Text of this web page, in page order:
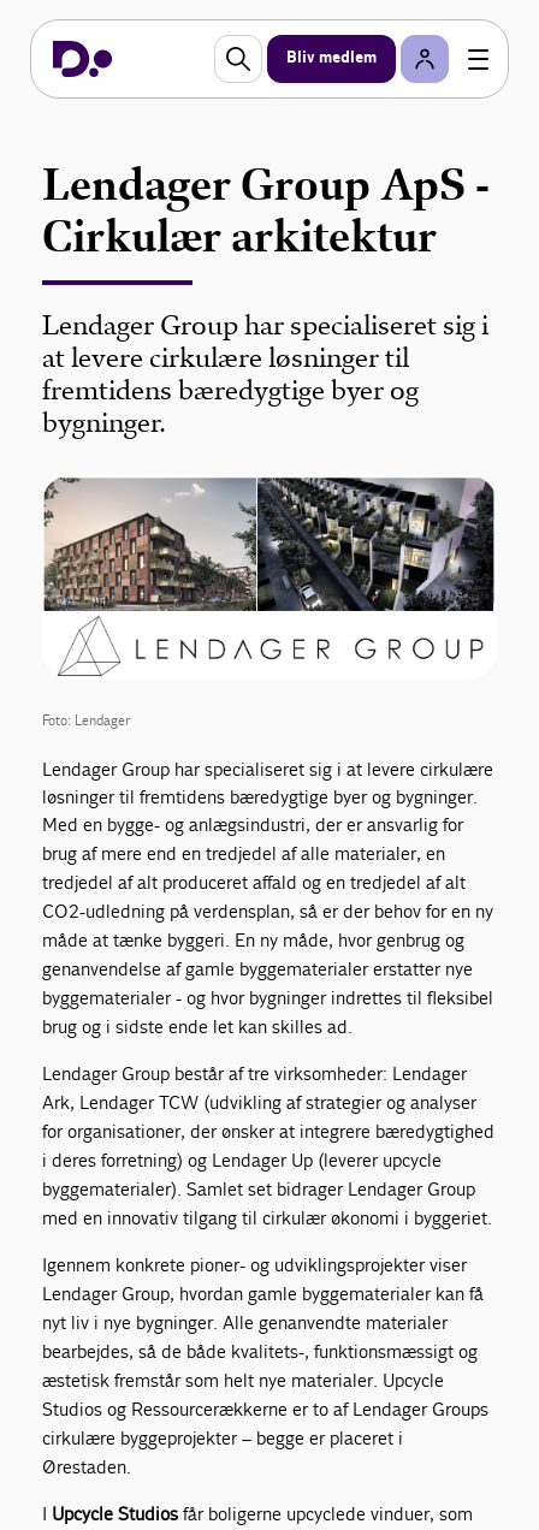
Bliv medlem
Lendager Group ApS -
Cirkulær arkitektur
Lendager Group har specialiseret sig i
at levere cirkulære løsninger til
fremtidens bæredygtige byer og
bygninger.
Foto: Lendager
Lendager Group har specialiseret sig i at levere cirkulære
løsninger til fremtidens bæredygtige byer og bygninger.
Med en bygge- og anlægsindustri, der er ansvarlig for
brug af mere end en tredjedel af alle materialer, en
tredjedel af alt produceret affald og en tredjedel af alt
CO2-udledning på verdensplan, så er der behov for en ny
måde at tænke byggeri. En ny måde, hvor genbrug og
genanvendelse af gamle byggematerialer erstatter nye
byggematerialer - og hvor bygninger indrettes til fleksibel
brug og i sidste ende let kan skilles ad.
Lendager Group består af tre virksomheder: Lendager
Ark, Lendager TCW (udvikling af strategier og analyser
for organisationer, der ønsker at integrere bæredygtighed
i deres forretning) og Lendager Up (leverer upcycle
byggematerialer). Samlet set bidrager Lendager Group
med en innovativ tilgang til cirkulær økonomi i byggeriet.
Igennem konkrete pioner- og udviklingsprojekter viser
Lendager Group, hvordan gamle byggematerialer kan få
nyt liv i nye bygninger. Alle genanvendte materialer
bearbejdes, så de både kvalitets-, funktionsmæssigt og
æstetisk fremstår som helt nye materialer. Upcycle
Studios og Ressourcerækkerne er to af Lendager Groups
cirkulære byggeprojekter – begge er placeret i
Ørestaden.
I Upcycle Studios får boligerne upcyclede vinduer, som